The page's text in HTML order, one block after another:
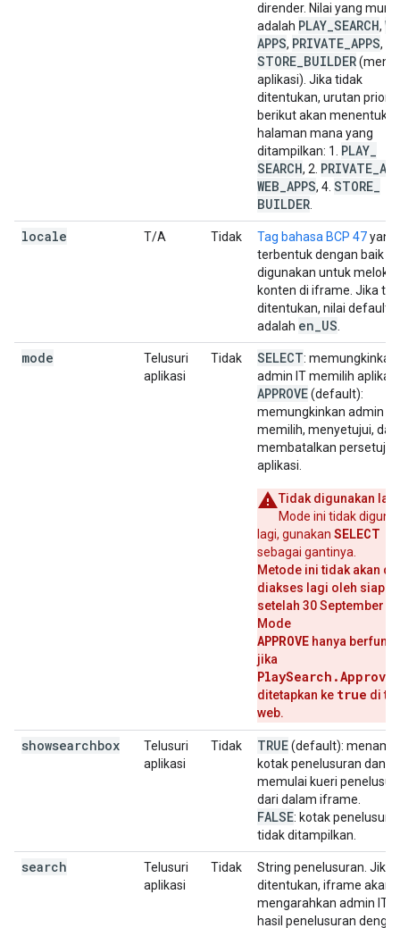
dirender. Nilai yang
adalah PLAY SEARCH,
APPS, PRIVATE APPS,
STORE BUILDER
aplikasi). Jika tidak
ditentukan, urutan
berikut akan
halaman mana yang
ditampilkan: 1. PLAY
SEARCH, 2. PRIVATE
WEB APPS, 4. STORE
BUILDER.
locale T/A Tidak Tag bahasa BCP 47yang
terbentuk dengan baik
digunakan untuk
konten di iframe. Jika
ditentukan, nilai
adalah en US.
mode
Telusuri
aplikasi
Tidak SELECT: memungkinkan
admin IT memilih
APPROVE(default):
memungkinkan admin IT
memilih, menyetujui, dan
membatalkan
aplikasi.
Tidak digunakan
Mode ini tidak
lagi, gunakan SELECT
sebagai gantinya.
Metode ini tidak akan
diakses lagi oleh siapa
setelah 30 September
Mode
APPROVE hanya
jika
ditetapkan ke true di
web.
showsearchbox
Telusuri
aplikasi
Tidak TRUE(default):
kotak penelusuran dan
memulai kueri
dari dalam iframe.
FALSE: kotak
tidak ditampilkan.
search
Telusuri
aplikasi
Tidak
String penelusuran. Jika
ditentukan, iframe akan
mengarahkan admin IT
hasil penelusuran